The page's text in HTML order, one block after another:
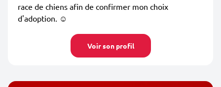
race de chiens afin de confirmer mon choix
d'adoption. ☺️
Voir son profil